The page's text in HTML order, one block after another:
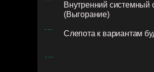
- - -
- - -
Внутренний системный
(Выгорание)
Слепота к вариантам